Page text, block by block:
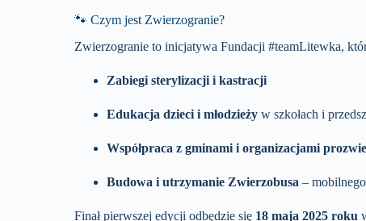
🐾 Czym jest Zwierzogranie?
Zwierzogranie to inicjatywa Fundacji #teamLitewka,
Zabiegi sterylizacji i kastracji
Edukacja dzieci i młodzieży w szkołach i
Współpraca z gminami i organizacjami
Budowa i utrzymanie Zwierzobusa –
Finał pierwszej edycji odbędzie się 18 maja 2025 roku